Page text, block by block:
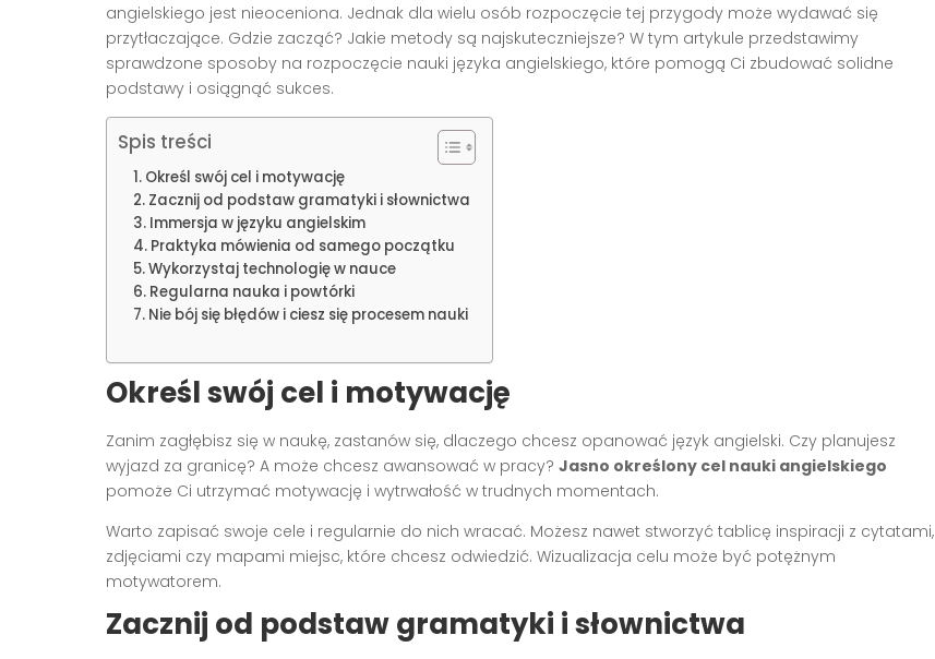
angielskiego jest nieoceniona. Jednak dla wielu osób rozpoczęcie tej przygody może wydawać się
przytłaczające. Gdzie zacząć? Jakie metody są najskuteczniejsze? W tym artykule przedstawimy
sprawdzone sposoby na rozpoczęcie nauki języka angielskiego, które pomogą Ci zbudować solidne
podstawy i osiągnąć sukces.
Spis treści
Określ swój cel i motywację
Zacznij od podstaw gramatyki i słownictwa
Immersja w języku angielskim
Praktyka mówienia od samego początku
Wykorzystaj technologię w nauce
Regularna nauka i powtórki
Nie bój się błędów i ciesz się procesem nauki
Określ swój cel i motywację
Zanim zagłębisz się w naukę, zastanów się, dlaczego chcesz opanować język angielski. Czy planujesz
wyjazd za granicę? A może chcesz awansować w pracy? Jasno określony cel nauki angielskiego
pomoże Ci utrzymać motywację i wytrwałość w trudnych momentach.
Warto zapisać swoje cele i regularnie do nich wracać. Możesz nawet stworzyć tablicę inspiracji z cytatami,
zdjęciami czy mapami miejsc, które chcesz odwiedzić. Wizualizacja celu może być potężnym
motywatorem.
Zacznij od podstaw gramatyki i słownictwa